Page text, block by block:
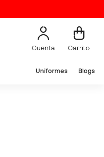
Cuenta Carrito
Uniformes Blogs